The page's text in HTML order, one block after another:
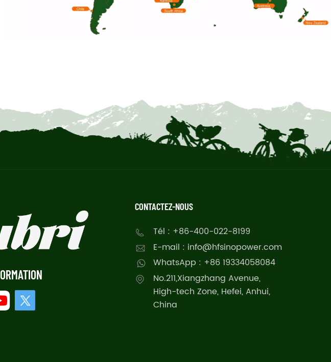
CONTACTEZ-NOUS
Tél : +86-400-022-8199
E-mail : info@hfsinopower.com
WhatsApp : +86 19334058084
No.211,Xiangzhang Avenue,
High-tech Zone, Hefei, Anhui,
China